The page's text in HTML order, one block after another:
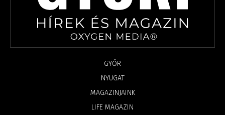
GYŐR
NYUGAT
MAGAZINJAINK
LIFE MAGAZIN